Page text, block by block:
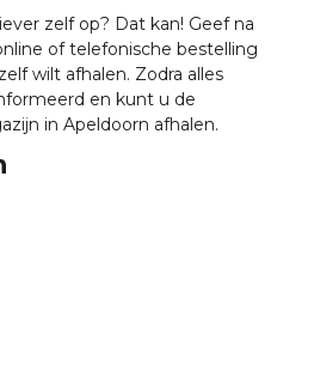
zelf op? Dat kan! Geef na
of telefonische bestelling
wilt afhalen. Zodra alles
en kunt u de
in Apeldoorn afhalen.